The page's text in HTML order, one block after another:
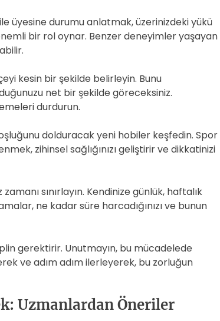
üyesine durumu anlatmak, üzerinizdeki yükü
bir rol oynar. Benzer deneyimler yaşayan
kesin bir şekilde belirleyin. Bunu
net bir şekilde göreceksiniz.
durdurun.
dolduracak yeni hobiler keşfedin. Spor
zihinsel sağlığınızı geliştirir ve dikkatinizi
sınırlayın. Kendinize günlük, haftalık
ne kadar süre harcadığınızı ve bunun
gerektirir. Unutmayın, bu mücadelede
ve adım adım ilerleyerek, bu zorluğun
Uzmanlardan Öneriler